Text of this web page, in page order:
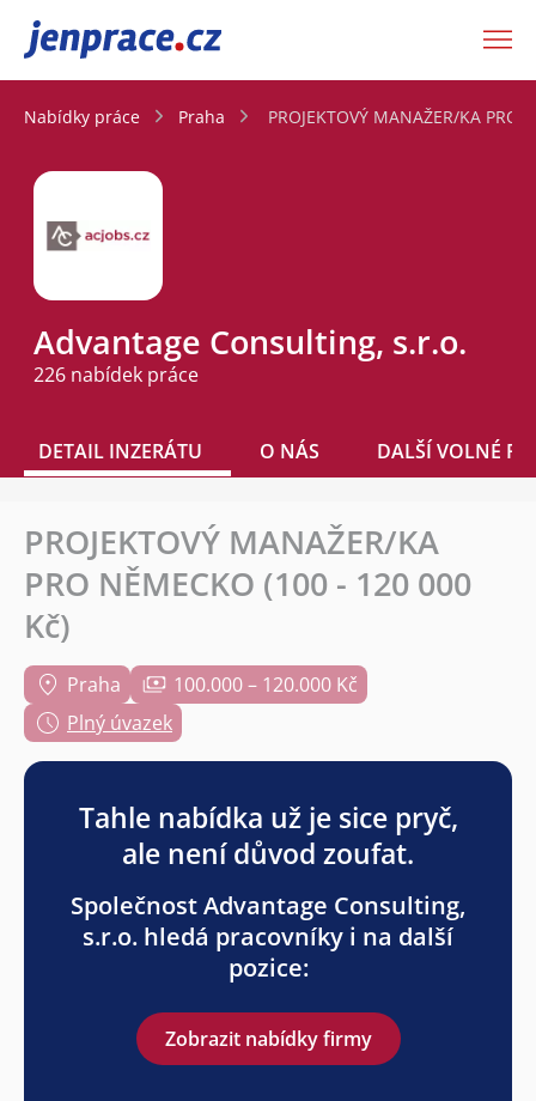
JenPráce.cz
Nabídky práce Praha PROJEKTOVÝ MANAŽER/KA PRO
Advantage Consulting, s.r.o.
226 nabídek práce
DETAIL INZERÁTU O NÁS DALŠÍ VOLNÉ
PROJEKTOVÝ MANAŽER/KA
PRO NĚMECKO (100 - 120 000
Kč)
Praha
100.000 – 120.000 Kč
Plný úvazek
Tahle nabídka už je sice pryč,
ale není důvod zoufat.
Společnost Advantage Consulting,
s.r.o. hledá pracovníky i na další
pozice:
Zobrazit nabídky firmy